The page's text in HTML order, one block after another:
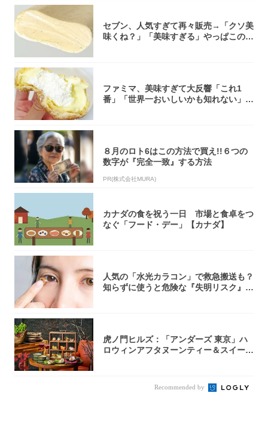
セブン、人気すぎて再々販売→「クソ美
味くね？」「美味すぎる」やっぱこのク
ファミマ、美味すぎて大反響「これ1
番」「世界一おいしいかも知れない」
８月のロト6はこの方法で買え!!６つの
数字が『完全一致』する方法
PR(株式会社MURA)
カナダの食を祝う一日 市場と食卓をつ
なぐ「フード・デー」【カナダ】
人気の「水光カラコン」で救急搬送も？
知らずに使うと危険な『失明リスク』と
虎ノ門ヒルズ：「アンダーズ 東京」ハ
ロウィンアフタヌーンティー＆スイーツ
Recommended by